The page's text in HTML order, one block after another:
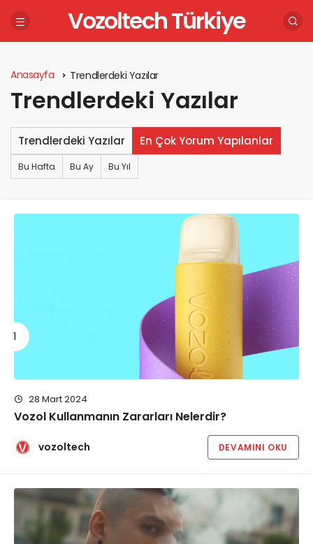
Vozoltech Türkiye
Anasayfa Trendlerdeki Yazılar
Trendlerdeki Yazılar
Trendlerdeki Yazılar En Çok Yorum Yapılanlar
Bu Hafta Bu Ay Bu Yıl
28 Mart 2024
Vozol Kullanmanın Zararları Nelerdir?
vozoltech DEVAMINI OKU